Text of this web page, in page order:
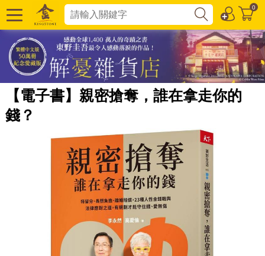
0
【電子書】親密搶奪，誰在拿走你的
錢？